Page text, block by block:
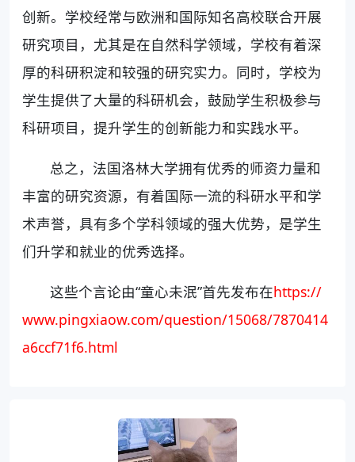
创新。学校经常与欧洲和国际知名高校联合开展
研究项目，尤其是在自然科学领域，学校有着深
厚的科研积淀和较强的研究实力。同时，学校为
学生提供了大量的科研机会，鼓励学生积极参与
科研项目，提升学生的创新能力和实践水平。
总之，法国洛林大学拥有优秀的师资力量和
丰富的研究资源，有着国际一流的科研水平和学
术声誉，具有多个学科领域的强大优势，是学生
们升学和就业的优秀选择。
这些个言论由“童心未泯”首先发布在https://
www.pingxiaow.com/question/15068/7870414
a6ccf71f6.html